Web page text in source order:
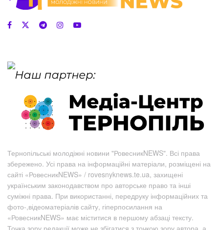
Тернопільські молодіжні новини "РовесникNEWS". Всі права
збережено. Усі права на інформаційні матеріали, розміщені на
сайті «РовесникNEWS» / rovesnyknews.te.ua, захищені
українським законодавством про авторське право та інші
суміжні права. При використанні, передруку інформаційних та
фото-,відеоматеріалів сайту, гіперпосилання на
«РовесникNEWS» має міститися в першому абзаці тексту.